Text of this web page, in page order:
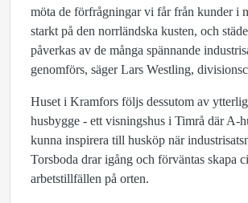
möta de förfrågningar vi får från kunder i
starkt på den norrländska kusten, och
påverkas av de många spännande
genomförs, säger Lars Westling,
Huset i Kramfors följs dessutom av
husbygge - ett visningshus i Timrå där A-
kunna inspirera till husköp när
Torsboda drar igång och förväntas skapa
arbetstillfällen på orten.